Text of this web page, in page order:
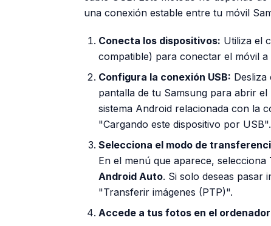
una conexión estable entre tu móvil
Conecta los dispositivos: Utiliza el
compatible) para conectar el móvil
Configura la conexión USB: Desliza
pantalla de tu Samsung para abrir
sistema Android relacionada con la
"Cargando este dispositivo por USB".
Selecciona el modo de
En el menú que aparece, selecciona
Android Auto. Si solo deseas pasar
"Transferir imágenes (PTP)".
Accede a tus fotos en el